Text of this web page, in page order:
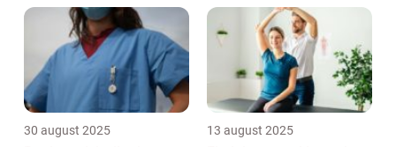
30 august 2025 13 august 2025